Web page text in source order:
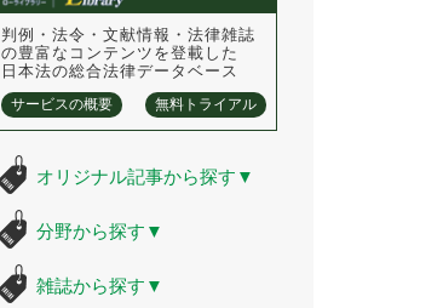
判例・法令・文献情報・法律雑誌
の豊富なコンテンツを登載した
日本法の総合法律データベース
サービスの概要 無料トライアル
オリジナル記事から探す ▼
分野から探す ▼
雑誌から探す ▼